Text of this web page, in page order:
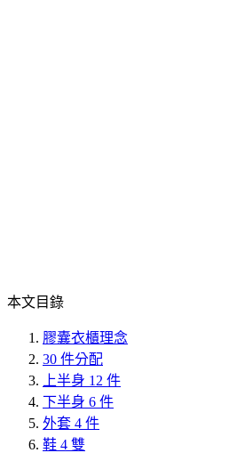
本文目錄
膠囊衣櫃理念
30 件分配
上半身 12 件
下半身 6 件
外套 4 件
鞋 4 雙